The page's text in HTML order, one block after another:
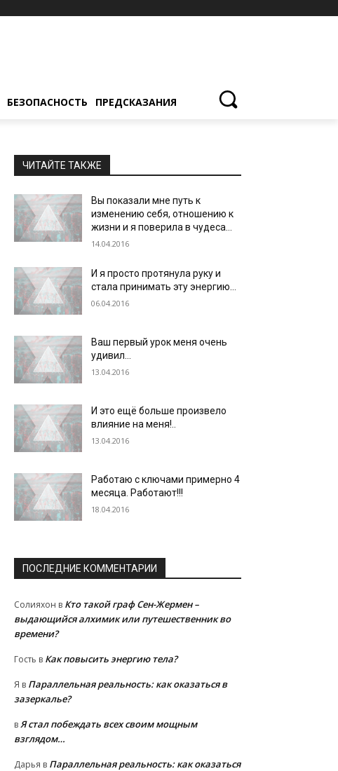
БЕЗОПАСНОСТЬ ПРЕДСКАЗАНИЯ
ЧИТАЙТЕ ТАКЖЕ
Вы показали мне путь к
изменению себя, отношению к
жизни и я поверила в чудеса…
14.04.2016
И я просто протянула руку и
стала принимать эту энергию…
06.04.2016
Ваш первый урок меня очень
удивил…
13.04.2016
И это ещё больше произвело
влияние на меня!..
13.04.2016
Работаю с ключами примерно 4
месяца. Работают!!!
18.04.2016
ПОСЛЕДНИЕ КОММЕНТАРИИ
Солияхон в Кто такой граф Сен-Жермен –
выдающийся алхимик или путешественник во
времени?
Гость в Как повысить энергию тела?
Я в Параллельная реальность: как оказаться в
зазеркалье?
вЯ стал побеждать всех своим мощным
взглядом…
Дарья в Параллельная реальность: как оказаться